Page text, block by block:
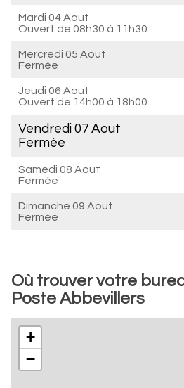
Mardi 04 Aout
Ouvert de 08h30 à 11h30
Mercredi 05 Aout
Fermée
Jeudi 06 Aout
Ouvert de 14h00 à 18h00
Vendredi 07 Aout
Fermée
Samedi 08 Aout
Fermée
Dimanche 09 Aout
Fermée
Où trouver votre
Poste Abbevillers
+
−